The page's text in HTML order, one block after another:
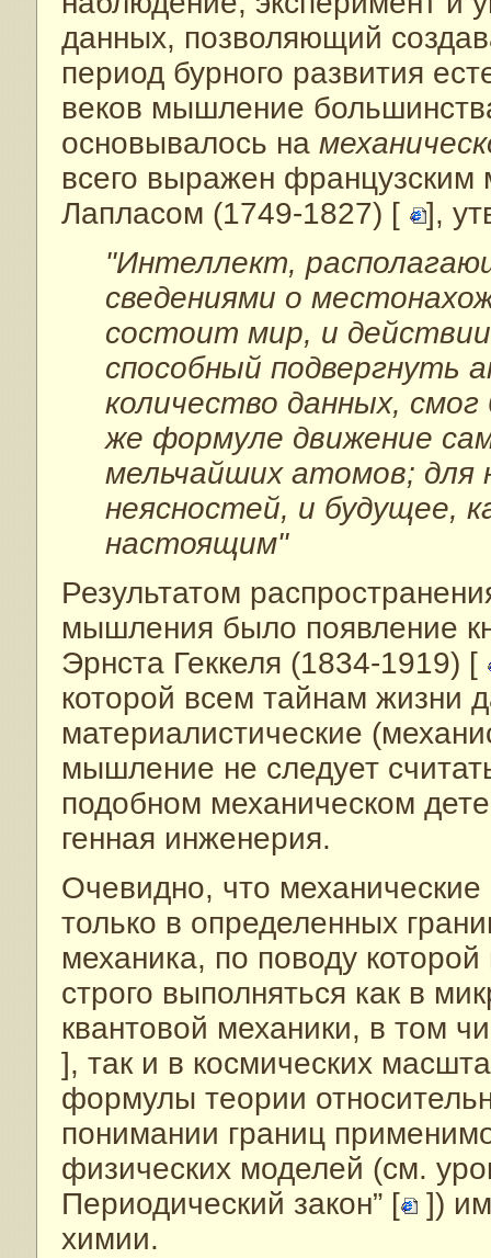
данных, позволяющий
период бурного развития
веков мышление
основывалось на
всего выражен
Лапласом (1749-1827) [
],
"Интеллект,
сведениями о
состоит мир, и
способный подвергнуть
количество данных,
же формуле движение
мельчайших атомов; для
неясностей, и будущее,
настоящим"
Результатом
мышления было появление
Эрнста Геккеля (1834-1919) [
которой всем тайнам жизни
материалистические
мышление не следует
подобном механическом
генная инженерия.
Очевидно, что
только в определенных
механика, по поводу
строго выполняться как в
квантовой механики, в том
], так и в космических
формулы теории
понимании границ
физических моделей (см.
Периодический закон” [ ])
химии.